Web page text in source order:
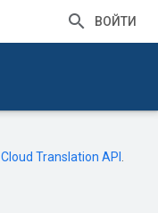
ВОЙТИ
Cloud Translation API